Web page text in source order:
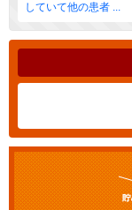
していて他の患者 ...